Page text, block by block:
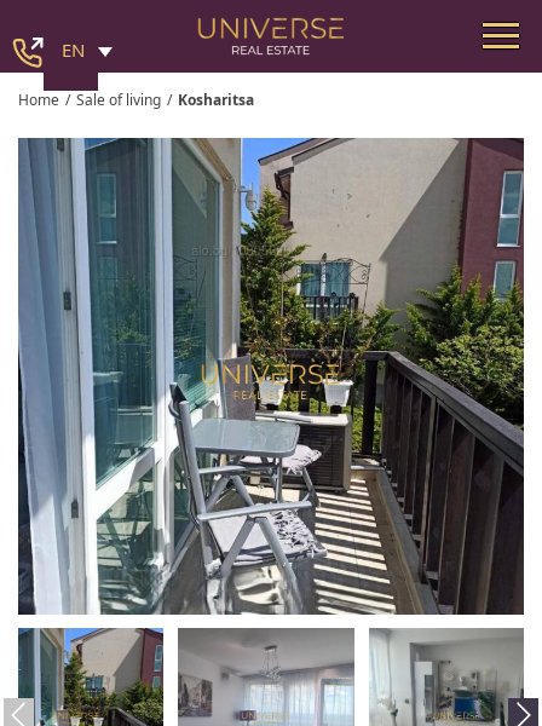
EN
Home / Sale of living / Kosharitsa